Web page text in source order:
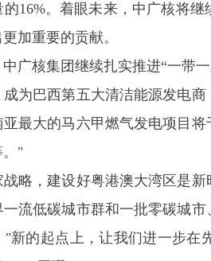
16%。着眼未来，中广核将
加重要的贡献。
广核集团继续扎实推进“一带
为巴西第五大清洁能源发电
最大的马六甲燃气发电项目
。"
略，建设好粤港澳大湾区是
流低碳城市群和一批零碳城
"新的起点上，让我们进一步在